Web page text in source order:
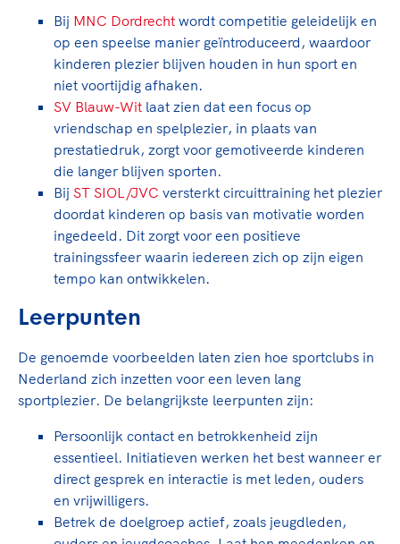
Bij MNC Dordrecht wordt competitie geleidelijk en
op een speelse manier geïntroduceerd, waardoor
kinderen plezier blijven houden in hun sport en
niet voortijdig afhaken.
SV Blauw-Wit laat zien dat een focus op
vriendschap en spelplezier, in plaats van
prestatiedruk, zorgt voor gemotiveerde kinderen
die langer blijven sporten.
Bij ST SIOL/JVC versterkt circuittraining het plezier
doordat kinderen op basis van motivatie worden
ingedeeld. Dit zorgt voor een positieve
trainingssfeer waarin iedereen zich op zijn eigen
tempo kan ontwikkelen.
Leerpunten
De genoemde voorbeelden laten zien hoe sportclubs in
Nederland zich inzetten voor een leven lang
sportplezier. De belangrijkste leerpunten zijn:
Persoonlijk contact en betrokkenheid zijn
essentieel. Initiatieven werken het best wanneer er
direct gesprek en interactie is met leden, ouders
en vrijwilligers.
Betrek de doelgroep actief, zoals jeugdleden,